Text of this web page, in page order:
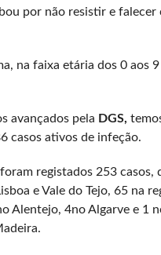
por não resistir e falecer
na faixa etária dos 0 aos
avançados pela DGS,
casos ativos de infeção.
registados 253 casos,
e Vale do Tejo, 65 na
Alentejo, 4no Algarve e 1